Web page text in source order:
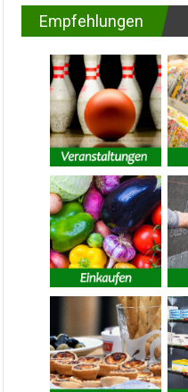
Empfehlungen